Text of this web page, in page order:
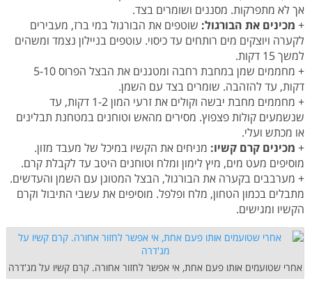
אך לא מתפרקות. מסננים ושומרים בצד.
+ מכינים את הבורגול: שוטפים את הבורגול במי ברז, מעבירים
לקערה ויוצקים מים רותחים עד כיסוי. עוטפים בניילון נצמד ומשהים
למשך 15 דקות.
+ מחממים שמן במחבת רחבה ומטגנים את הבצל הפרוס 5-10
דקות, עד להזהבה. שומרים בצד עם השמן.
+ מחממים מחבת יבשה וקולים את זרעי המון 1-2 דקות, עד
שנשמעים קולות פצפוץ. מסירים מהאש וטוחנים במטחנת תבלינים
או מכתש ועלי.
+ מכינים קרם קשיו: מניחים את הקשיו במיכל של מעבד מזון.
מוסיפים מעט מים, מיץ לימון ומלח וטוחנים היטב עד לקבלת קרם.
+ מערבבים בקערה את הבורגול, הבצל המטוגן עם השמן והעדשים.
מתבלים בכמון הטחון, מלח ופלפל. מוסיפים את עשבי התיבול וקרם
הקשיו ומגישים.
אחרי שטועמים אותו פעם אחת, אי אפשר לחזור אחורה. קרם קשיו על מג'דרה